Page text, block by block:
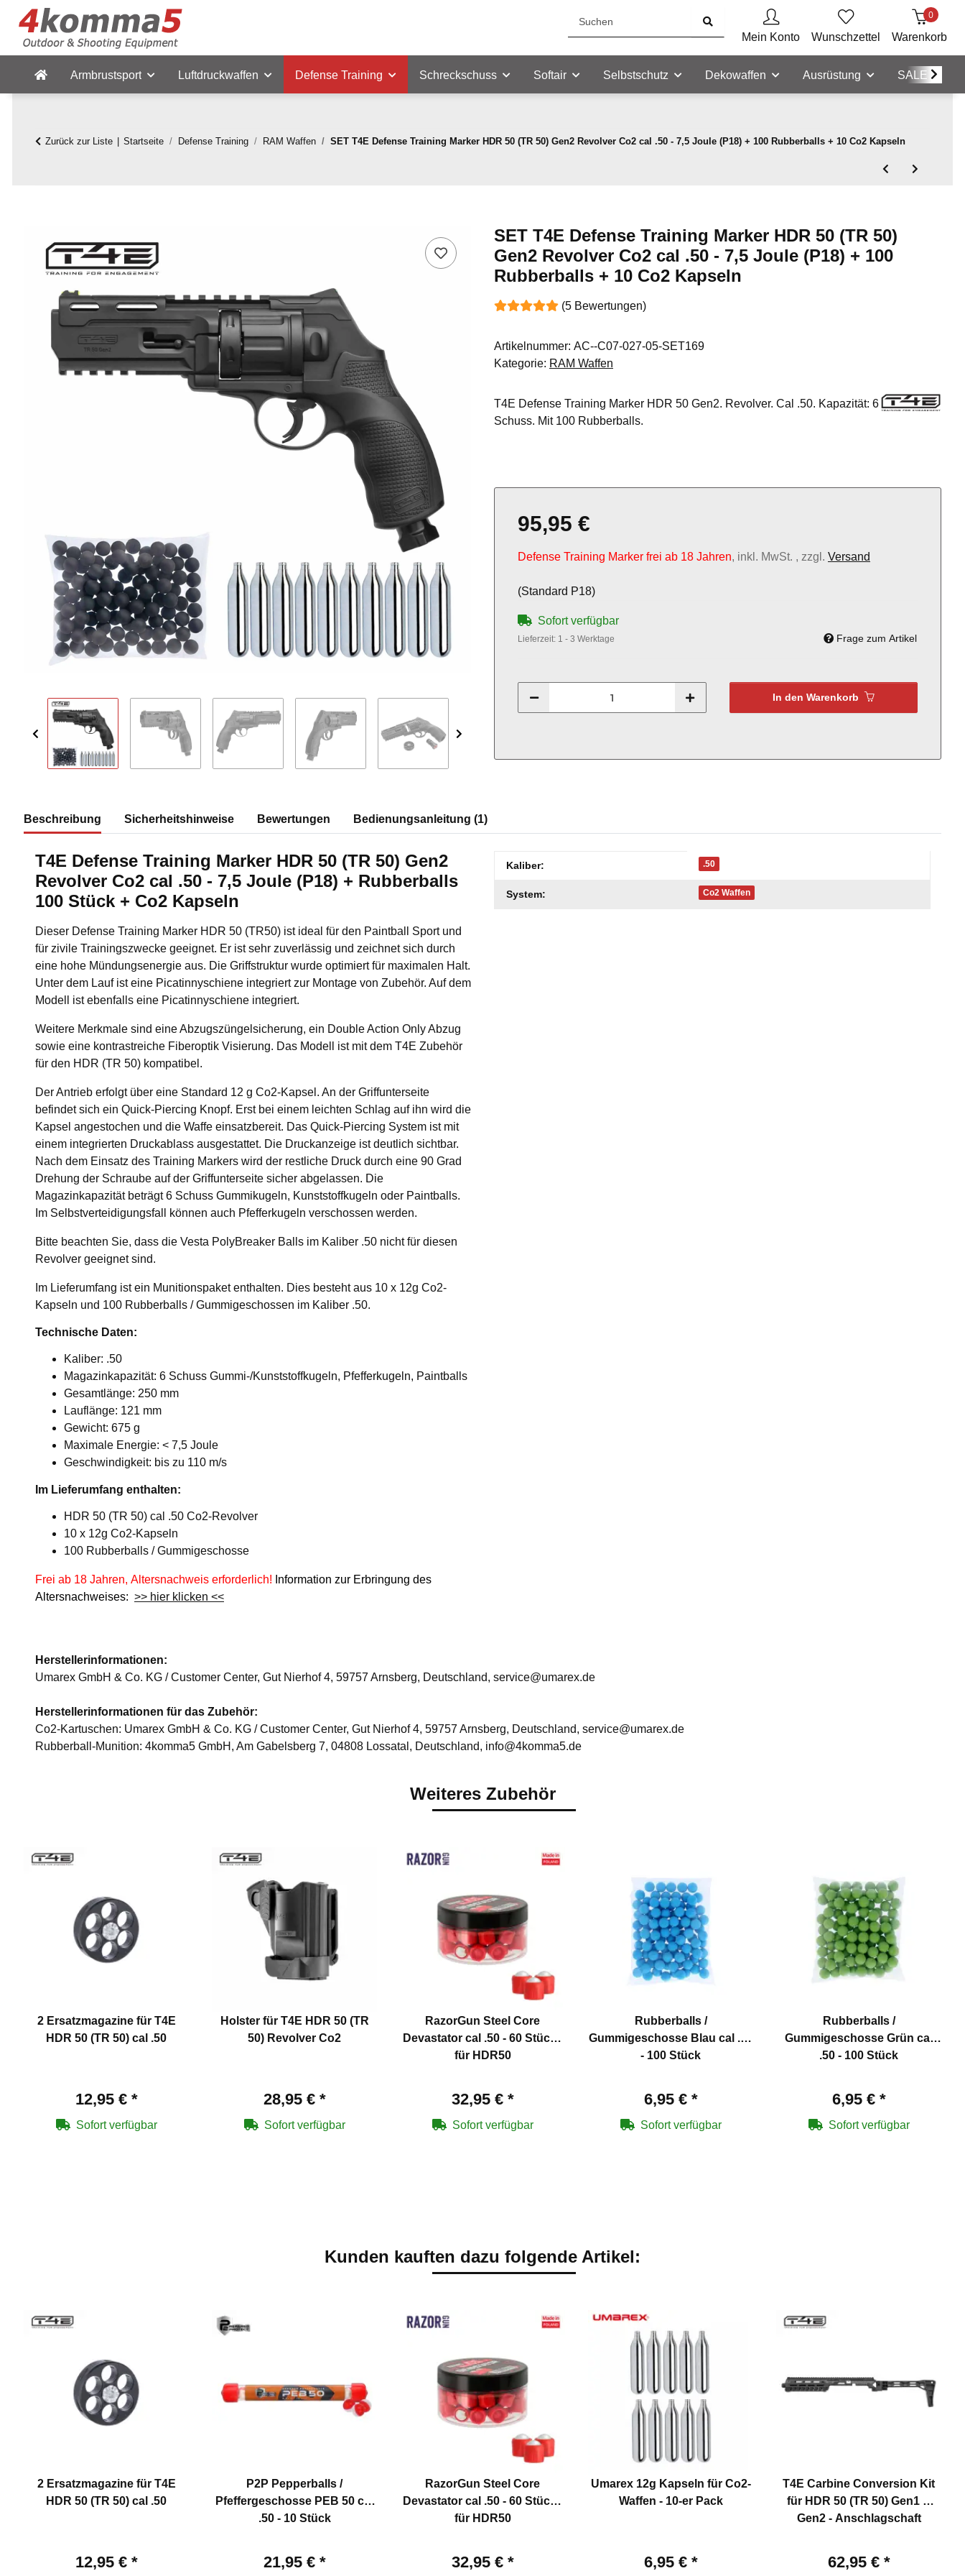
Mein Konto Wunschzettel
0
Warenkorb
Armbrustsport Luftdruckwaffen Defense Training Schreckschuss Softair Selbstschutz Dekowaffen Ausrüstung SALE
Zurück zur Liste Startseite Defense Training RAM Waffen SET T4E Defense Training Marker HDR 50 (TR 50) Gen2 Revolver Co2 cal .50 - 7,5 Joule (P18) + 100 Rubberballs + 10 Co2 Kapseln
SET T4E Defense Training Marker HDR 50 (TR 50)
Gen2 Revolver Co2 cal .50 - 7,5 Joule (P18) + 100
Rubberballs + 10 Co2 Kapseln
(5 Bewertungen)
Artikelnummer: AC--C07-027-05-SET169
Kategorie: RAM Waffen
T4E Defense Training Marker HDR 50 Gen2. Revolver. Cal .50. Kapazität: 6
Schuss. Mit 100 Rubberballs.
95,95 €
Defense Training Marker frei ab 18 Jahren, inkl. MwSt. , zzgl. Versand
(Standard P18)
Sofort verfügbar
Lieferzeit: 1 - 3 Werktage Frage zum Artikel
In den Warenkorb
Beschreibung Sicherheitshinweise Bewertungen Bedienungsanleitung (1)
T4E Defense Training Marker HDR 50 (TR 50) Gen2
Revolver Co2 cal .50 - 7,5 Joule (P18) + Rubberballs
100 Stück + Co2 Kapseln
Dieser Defense Training Marker HDR 50 (TR50) ist ideal für den Paintball Sport und
für zivile Trainingszwecke geeignet. Er ist sehr zuverlässig und zeichnet sich durch
eine hohe Mündungsenergie aus. Die Griffstruktur wurde optimiert für maximalen Halt.
Unter dem Lauf ist eine Picatinnyschiene integriert zur Montage von Zubehör. Auf dem
Modell ist ebenfalls eine Picatinnyschiene integriert.
Weitere Merkmale sind eine Abzugszüngelsicherung, ein Double Action Only Abzug
sowie eine kontrastreiche Fiberoptik Visierung. Das Modell ist mit dem T4E Zubehör
für den HDR (TR 50) kompatibel.
Der Antrieb erfolgt über eine Standard 12 g Co2-Kapsel. An der Griffunterseite
befindet sich ein Quick-Piercing Knopf. Erst bei einem leichten Schlag auf ihn wird die
Kapsel angestochen und die Waffe einsatzbereit. Das Quick-Piercing System ist mit
einem integrierten Druckablass ausgestattet. Die Druckanzeige ist deutlich sichtbar.
Nach dem Einsatz des Training Markers wird der restliche Druck durch eine 90 Grad
Drehung der Schraube auf der Griffunterseite sicher abgelassen. Die
Magazinkapazität beträgt 6 Schuss Gummikugeln, Kunststoffkugeln oder Paintballs.
Im Selbstverteidigungsfall können auch Pfefferkugeln verschossen werden.
Bitte beachten Sie, dass die Vesta PolyBreaker Balls im Kaliber .50 nicht für diesen
Revolver geeignet sind.
Im Lieferumfang ist ein Munitionspaket enthalten. Dies besteht aus 10 x 12g Co2-
Kapseln und 100 Rubberballs / Gummigeschossen im Kaliber .50.
Technische Daten:
Kaliber: .50
Magazinkapazität: 6 Schuss Gummi-/Kunststoffkugeln, Pfefferkugeln, Paintballs
Gesamtlänge: 250 mm
Lauflänge: 121 mm
Gewicht: 675 g
Maximale Energie: < 7,5 Joule
Geschwindigkeit: bis zu 110 m/s
Im Lieferumfang enthalten:
HDR 50 (TR 50) cal .50 Co2-Revolver
10 x 12g Co2-Kapseln
100 Rubberballs / Gummigeschosse
Frei ab 18 Jahren, Altersnachweis erforderlich! Information zur Erbringung des
Altersnachweises: >> hier klicken <<
Produkteigenschaft
Wert
Kaliber: .50
System: Co2 Waffen
Herstellerinformationen:
Umarex GmbH & Co. KG / Customer Center, Gut Nierhof 4, 59757 Arnsberg, Deutschland, service@umarex.de
Herstellerinformationen für das Zubehör:
Co2-Kartuschen: Umarex GmbH & Co. KG / Customer Center, Gut Nierhof 4, 59757 Arnsberg, Deutschland, service@umarex.de
Rubberball-Munition: 4komma5 GmbH, Am Gabelsberg 7, 04808 Lossatal, Deutschland, info@4komma5.de
Weiteres Zubehör
2 Ersatzmagazine für T4E
HDR 50 (TR 50) cal .50
12,95 € *
Sofort verfügbar
Holster für T4E HDR 50 (TR
50) Revolver Co2
28,95 € *
Sofort verfügbar
RazorGun Steel Core
Devastator cal .50 - 60 Stück -
für HDR50
32,95 € *
Sofort verfügbar
Rubberballs /
Gummigeschosse Blau cal .50
- 100 Stück
6,95 € *
Sofort verfügbar
Rubberballs /
Gummigeschosse Grün cal
.50 - 100 Stück
6,95 € *
Sofort verfügbar
Kunden kauften dazu folgende Artikel:
2 Ersatzmagazine für T4E
HDR 50 (TR 50) cal .50
12,95 € *
P2P Pepperballs /
Pfeffergeschosse PEB 50 cal
.50 - 10 Stück
21,95 € *
RazorGun Steel Core
Devastator cal .50 - 60 Stück -
für HDR50
32,95 € *
Umarex 12g Kapseln für Co2-
Waffen - 10-er Pack
6,95 € *
T4E Carbine Conversion Kit
für HDR 50 (TR 50) Gen1 &
Gen2 - Anschlagschaft
62,95 € *